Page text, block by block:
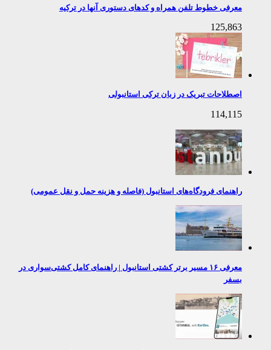
معرفی خطوط تلفن همراه و کدهای دستوری آنها در ترکیه
125,863
اصطلاحات تبریک در زبان ترکی استانبولی
114,115
راهنمای فرودگاه‌های استانبول (فاصله و هزینه حمل و نقل عمومی)
معرفی ۱۶ مسیر برتر کشتی استانبول | راهنمای کامل کشتی‌سواری در